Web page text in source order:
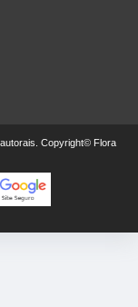
Copyright© Flora